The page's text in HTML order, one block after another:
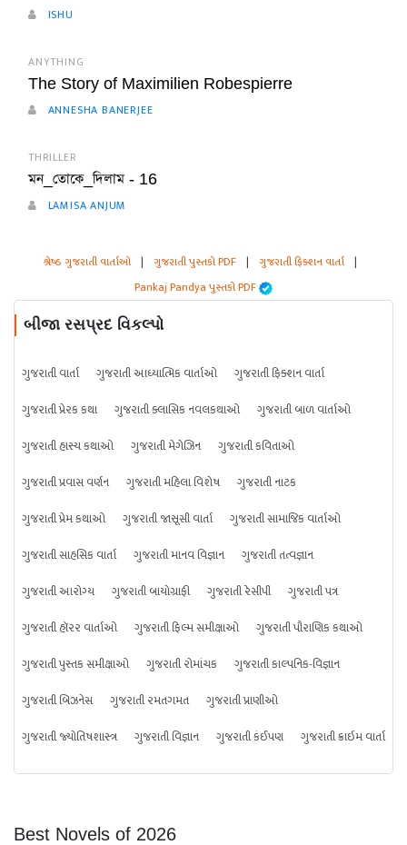
ISHU
ANYTHING
The Story of Maximilien Robespierre
ANNESHA BANERJEE
THRILLER
মন_তোকে_দিলাম - 16
LAMISA ANJUM
શ્રેષ્ઠ ગુજરાતી વાર્તાઓ | ગુજરાતી પુસ્તકો PDF | ગુજરાતી ફિક્શન વાર્તા |
Pankaj Pandya પુસ્તકો PDF
બીજા રસપ્રદ વિકલ્પો
ગુજરાતી વાર્તા ગુજરાતી આધ્યાત્મિક વાર્તાઓ
ગુજરાતી ફિક્શન વાર્તા
ગુજરાતી પ્રેરક કથા
ગુજરાતી ક્લાસિક નવલકથાઓ
ગુજરાતી બાળ વાર્તાઓ
ગુજરાતી હાસ્ય કથાઓ
ગુજરાતી મેગેઝિન
ગુજરાતી કવિતાઓ
ગુજરાતી પ્રવાસ વર્ણન
ગુજરાતી મહિલા વિશેષ
ગુજરાતી નાટક
ગુજરાતી પ્રેમ કથાઓ
ગુજરાતી જાસૂસી વાર્તા
ગુજરાતી સામાજિક વાર્તાઓ
ગુજરાતી સાહસિક વાર્તા
ગુજરાતી માનવ વિજ્ઞાન
ગુજરાતી તત્વજ્ઞાન
ગુજરાતી આરોગ્ય
ગુજરાતી બાયોગ્રાફી ગુજરાતી રેસીપી
ગુજરાતી પત્ર
ગુજરાતી હૉરર વાર્તાઓ
ગુજરાતી ફિલ્મ સમીક્ષાઓ
ગુજરાતી પૌરાણિક કથાઓ
ગુજરાતી પુસ્તક સમીક્ષાઓ
ગુજરાતી રોમાંચક
ગુજરાતી કાલ્પનિક-વિજ્ઞાન
ગુજરાતી બિઝનેસ
ગુજરાતી રમતગમત
ગુજરાતી પ્રાણીઓ
ગુજરાતી જ્યોતિષશાસ્ત્ર
ગુજરાતી વિજ્ઞાન ગુજરાતી કંઈપણ ગુજરાતી ક્રાઇમ વાર્તા
Best Novels of 2026